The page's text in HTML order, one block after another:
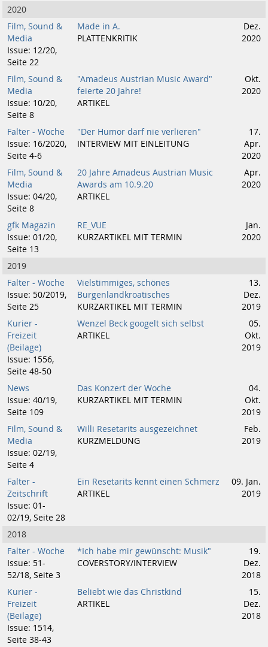
2020
Film, Sound &
Media
Issue: 12/20,
Seite 22
Made in A.
PLATTENKRITIK
Dez.
2020
Film, Sound &
Media
Issue: 10/20,
Seite 8
"Amadeus Austrian Music Award"
feierte 20 Jahre!
ARTIKEL
Okt.
2020
Falter - Woche
Issue: 16/2020,
Seite 4-6
"Der Humor darf nie verlieren"
INTERVIEW MIT EINLEITUNG
17.
Apr.
2020
Film, Sound &
Media
Issue: 04/20,
Seite 8
20 Jahre Amadeus Austrian Music
Awards am 10.9.20
ARTIKEL
Apr.
2020
gfk Magazin
Issue: 01/20,
Seite 13
RE_VUE
KURZARTIKEL MIT TERMIN
Jan.
2020
2019
Falter - Woche
Issue: 50/2019,
Seite 25
Vielstimmiges, schönes
Burgenlandkroatisches
KURZARTIKEL MIT TERMIN
13.
Dez.
2019
Kurier -
Freizeit
(Beilage)
Issue: 1556,
Seite 48-50
Wenzel Beck googelt sich selbst
ARTIKEL
05.
Okt.
2019
News
Issue: 40/19,
Seite 109
Das Konzert der Woche
KURZARTIKEL MIT TERMIN
04.
Okt.
2019
Film, Sound &
Media
Issue: 02/19,
Seite 4
Willi Resetarits ausgezeichnet
KURZMELDUNG
Feb.
2019
Falter -
Zeitschrift
Issue: 01-
02/19, Seite 28
Ein Resetarits kennt einen Schmerz
ARTIKEL
09. Jan.
2019
2018
Falter - Woche
Issue: 51-
52/18, Seite 3
*Ich habe mir gewünscht: Musik"
COVERSTORY/INTERVIEW
19.
Dez.
2018
Kurier -
Freizeit
(Beilage)
Issue: 1514,
Seite 38-43
Beliebt wie das Christkind
ARTIKEL
15.
Dez.
2018